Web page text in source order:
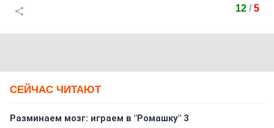
12 / 5
СЕЙЧАС ЧИТАЮТ
Разминаем мозг: играем в "Ромашку" 3